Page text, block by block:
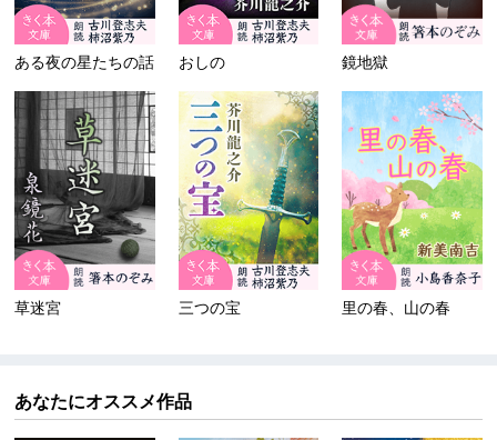
ある夜の星たちの話 おしの 鏡地獄
草迷宮 三つの宝 里の春、山の春
あなたにオススメ作品